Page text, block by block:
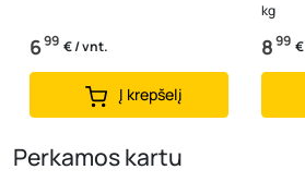
699 € / vnt.
Į krepšelį
kg
899
Perkamos kartu